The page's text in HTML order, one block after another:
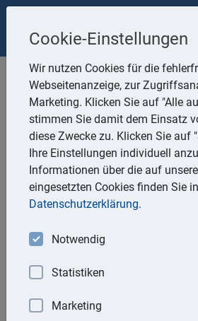
Lexika
Volltext-Suche in den Lexika
Steuerlexikon
Cookie-Einstellungen
Wir nutzen Cookies für die
Webseitenanzeige, zur
Marketing. Klicken Sie auf "Alle
stimmen Sie damit dem Einsatz
diese Zwecke zu. Klicken Sie auf
Ihre Einstellungen individuell
Informationen über die auf
eingesetzten Cookies finden Sie
Datenschutzerklärung.
Notwendig
Statistiken
Marketing